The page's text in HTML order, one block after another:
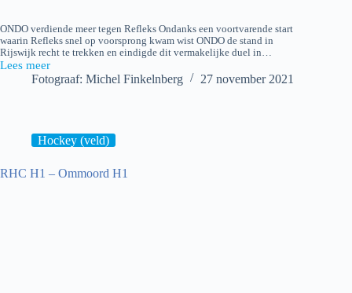
ONDO verdiende meer tegen Refleks Ondanks een voortvarende start
waarin Refleks snel op voorsprong kwam wist ONDO de stand in
Rijswijk recht te trekken en eindigde dit vermakelijke duel in…
Lees meer
Refleks
Fotograaf: Michel Finkelnberg 27 november 2021
Hockey (veld)
RHC H1 – Ommoord H1